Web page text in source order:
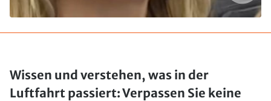
Wissen und verstehen, was in der
Luftfahrt passiert: Verpassen Sie keine